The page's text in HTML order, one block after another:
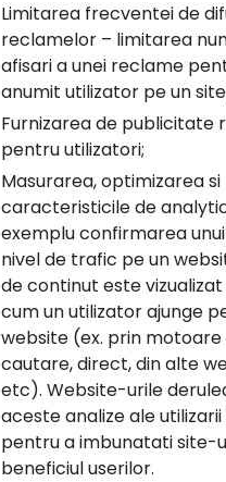
Limitarea frecventei de
reclamelor – limitarea
afisari a unei reclame
anumit utilizator pe un
Furnizarea de publicitate
pentru utilizatori;
Masurarea, optimizarea si
caracteristicile de
exemplu confirmarea
nivel de trafic pe un
de continut este vizualizat
cum un utilizator ajunge
website (ex. prin motoare
cautare, direct, din alte
etc). Website-urile
aceste analize ale
pentru a imbunatati site-
beneficiul userilor.